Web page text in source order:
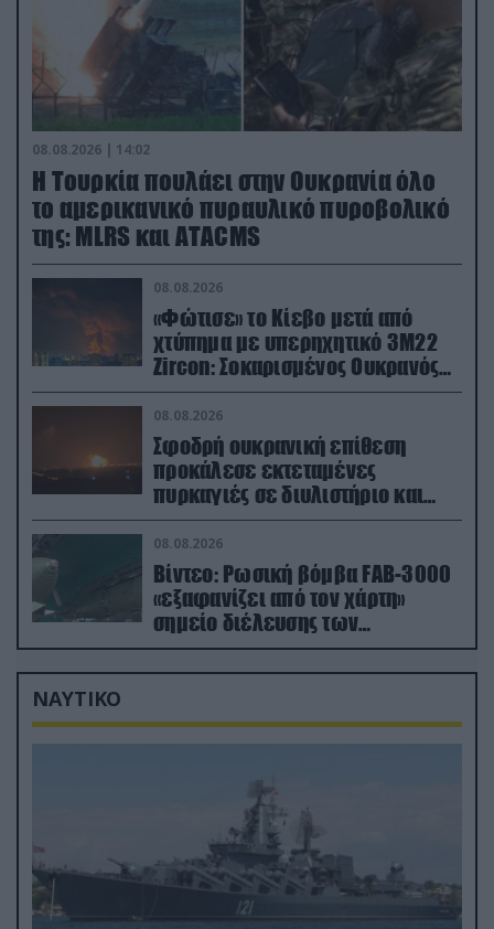
08.08.2026 | 14:02
Η Τουρκία πουλάει στην Ουκρανία όλο
το αμερικανικό πυραυλικό πυροβολικό
της: MLRS και ΑΤΑCMS
08.08.2026
«Φώτισε» το Κίεβο μετά από
χτύπημα με υπερηχητικό 3M22
Zircon: Σοκαρισμένος Ουκρανός
κατέγραψε τη στιγμή (βίντεο)
08.08.2026
Σφοδρή ουκρανική επίθεση
προκάλεσε εκτεταμένες
πυρκαγιές σε διυλιστήριο και
υποδομές της ρωσικής Rosneft
(βίντεο)
08.08.2026
Βίντεο: Ρωσική βόμβα FAB-3000
«εξαφανίζει από τον χάρτη»
σημείο διέλευσης των
ουκρανικών δυνάμεων στην
Ζαπορίζια
ΝΑΥΤΙΚΟ